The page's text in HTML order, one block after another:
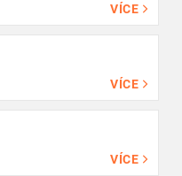
VÍCE
VÍCE
VÍCE